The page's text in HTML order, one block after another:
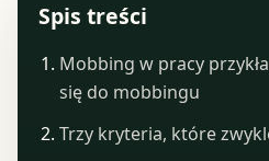
Spis treści
Mobbing w pracy
się do mobbingu
Trzy kryteria, które